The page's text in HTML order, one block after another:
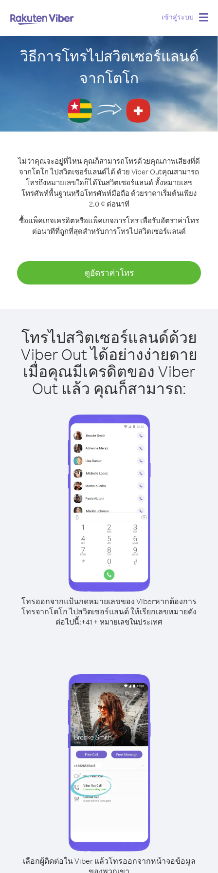
เข้าสู่ระบบ
วิธีการโทรไปสวิตเซอร์แลนด์
จากโตโก
ไม่ว่าคุณจะอยู่ที่ไหน คุณก็สามารถโทรด้วยคุณภาพเสียงที่ดี
จากโตโก ไปสวิตเซอร์แลนด์ได้ ด้วย Viber Outคุณสามารถ
โทรถึงหมายเลขใดก็ได้ในสวิตเซอร์แลนด์ ทั้งหมายเลข
โทรศัพท์พื้นฐานหรือโทรศัพท์มือถือ ด้วยราคาเริ่มต้นเพียง
2.0 ¢ ต่อนาที
ซื้อแพ็คเกจเครดิตหรือแพ็คเกจการโทร เพื่อรับอัตราค่าโทร
ต่อนาทีที่ถูกที่สุดสำหรับการโทรไปสวิตเซอร์แลนด์
ดูอัตราค่าโทร
โทรไปสวิตเซอร์แลนด์ด้วย
Viber Out ได้อย่างง่ายดาย
เมื่อคุณมีเครดิตของ Viber
Out แล้ว คุณก็สามารถ:
โทรออกจากแป้นกดหมายเลขของ Viberหากต้องการ
โทรจากโตโก ไปสวิตเซอร์แลนด์ ให้เรียกเลขหมายดัง
ต่อไปนี้:+41 + หมายเลขในประเทศ
เลือกผู้ติดต่อใน Viber แล้วโทรออกจากหน้าจอข้อมูล
ของพวกเขา